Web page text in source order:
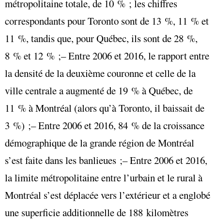
métropolitaine totale, de 10 % ; les chiffres
correspondants pour Toronto sont de 13 %, 11 % et
11 %, tandis que, pour Québec, ils sont de 28 %,
8 % et 12 % ;– Entre 2006 et 2016, le rapport entre
la densité de la deuxième couronne et celle de la
ville centrale a augmenté de 19 % à Québec, de
11 % à Montréal (alors qu’à Toronto, il baissait de
3 %) ;– Entre 2006 et 2016, 84 % de la croissance
démographique de la grande région de Montréal
s’est faite dans les banlieues ;– Entre 2006 et 2016,
la limite métropolitaine entre l’urbain et le rural à
Montréal s’est déplacée vers l’extérieur et a englobé
une superficie additionnelle de 188 kilomètres